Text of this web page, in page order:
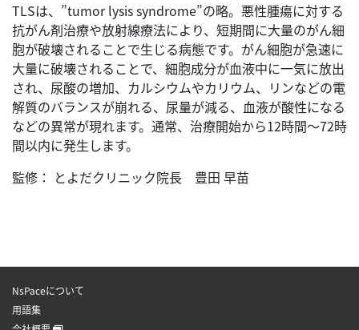
TLSは、”tumor lysis syndrome”の略。悪性腫瘍に対する
抗がん剤治療や放射線療法により、短期間に大量のがん細
胞が破壊されることで生じる病態です。がん細胞が急速に
大量に破壊されることで、細胞成分が血液中に一気に放出
され、尿酸の増加、カルシウムやカリウム、リンなどの電
解質のバランスが崩れる、尿量が減る、血液が酸性になる
などの異常が現れます。通常、治療開始から12時間～72時
間以内に発生します。
監修： とよだクリニック院長 豊田 早苗
NsPaceについて
用語集